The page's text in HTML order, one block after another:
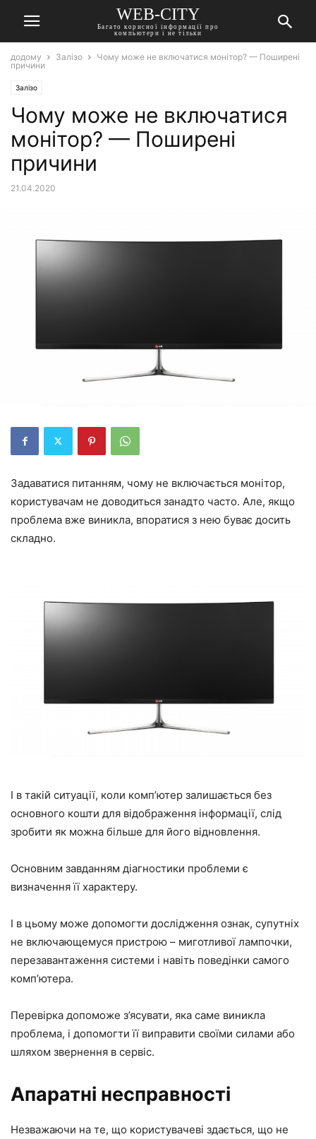
WEB-CITY
Багато корисної інформації про
компьютери і не тільки
додому Залізо
Чому може не включатися монітор? — Поширені
причини
Залізо
Чому може не включатися
монітор? — Поширені
причини
21.04.2020
Задаватися питанням, чому не включається монітор,
користувачам не доводиться занадто часто. Але, якщо
проблема вже виникла, впоратися з нею буває досить
складно.
І в такій ситуації, коли комп’ютер залишається без
основного кошти для відображення інформації, слід
зробити як можна більше для його відновлення.
Основним завданням діагностики проблеми є
визначення її характеру.
І в цьому може допомогти дослідження ознак, супутніх
не включающемуся пристрою – миготливої лампочки,
перезавантаження системи і навіть поведінки самого
комп’ютера.
Перевірка допоможе з’ясувати, яка саме виникла
проблема, і допомогти її виправити своїми силами або
шляхом звернення в сервіс.
Апаратні несправності
Незважаючи на те, що користувачеві здається, що не